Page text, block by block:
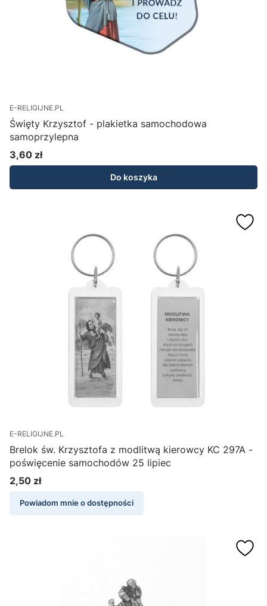
E-RELIGIJNE.PL
Święty Krzysztof - plakietka samochodowa
samoprzylepna
Cena
3,60 zł
Do koszyka
E-RELIGIJNE.PL
Brelok św. Krzysztofa z modlitwą kierowcy KC 297A -
poświęcenie samochodów 25 lipiec
Cena
2,50 zł
Powiadom mnie o dostępności